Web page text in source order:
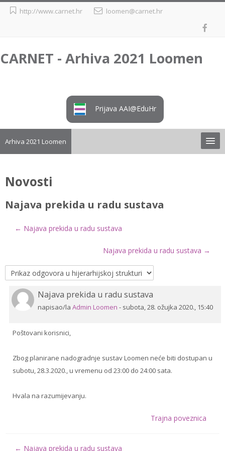
Preskoči
http://www.carnet.hr loomen@carnet.hr
CARNET - Arhiva 2021 Loomen
Prijava AAI@EduHr
Arhiva 2021 Loomen
Hrvatski ‎(hr)‎
Pretraži
e-
kolegije
Novosti
Najava prekida u radu sustava
← Najava prekida u radu sustava
Najava prekida u radu sustava →
Najava prekida u radu sustava
napisao/la Admin Loomen - subota, 28. ožujka 2020., 15:40
Broj
odgovora:
Poštovani korisnici,
Zbog planirane nadogradnje sustav Loomen neće biti dostupan u
subotu, 28.3.2020., u vremenu od 23:00 do 24:00 sata.
Hvala na razumijevanju.
Trajna poveznica
← Najava prekida u radu sustava